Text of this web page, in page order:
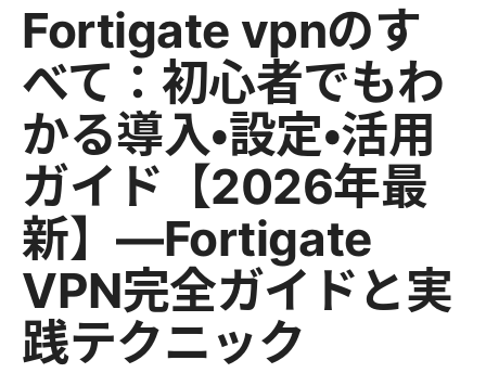
Fortigate vpnのす
べて：初心者でもわ
かる導入・設定・活用
ガイド【2026年最
新】—Fortigate
VPN完全ガイドと実
践テクニック